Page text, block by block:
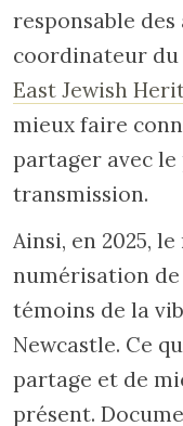
responsable des
coordinateur
East Jewish
mieux faire
partager avec
transmission.
Ainsi, en 2025,
numérisation
témoins de la
Newcastle. Ce
partage et de
présent.